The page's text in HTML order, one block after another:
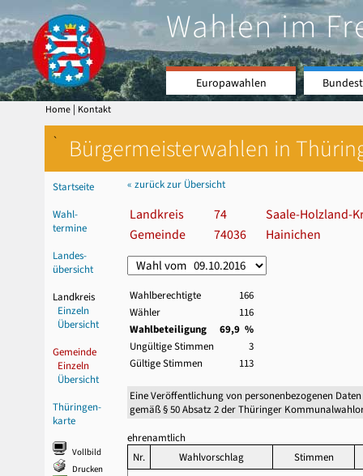
Wahlen im
Europawahlen
Home | Kontakt
` Bürgermeisterwahlen in
Startseite
Wahl-
termine
Landes-
übersicht
Landkreis
Einzeln
Übersicht
Gemeinde
Einzeln
Übersicht
Thüringen-
karte
Vollbild
Drucken
« zurück zur Übersicht
Landkreis 74
Saale-Holzland-
Gemeinde
74036 Hainichen
Wahlberechtigte
166
Wähler
116
Wahlbeteiligung
69,9 %
Ungültige Stimmen
3
Gültige Stimmen
113
Eine Veröffentlichung von personenbezogenen
gemäß § 50 Absatz 2 der Thüringer
ehrenamtlich
Nr.
Wahlvorschlag Stimmen